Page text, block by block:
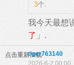
3个.
我今天最想
了 」.
点击重新加载tiger763140
2026-6-2 00:00